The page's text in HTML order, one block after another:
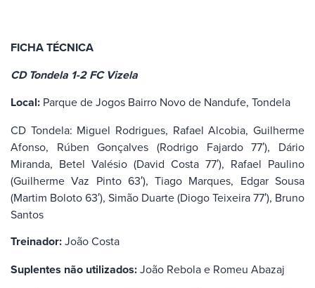
FICHA TÉCNICA
CD Tondela 1-2 FC Vizela
Local: Parque de Jogos Bairro Novo de Nandufe, Tondela
CD Tondela: Miguel Rodrigues, Rafael Alcobia, Guilherme
Afonso, Rúben Gonçalves (Rodrigo Fajardo 77′), Dário
Miranda, Betel Valésio (David Costa 77′), Rafael Paulino
(Guilherme Vaz Pinto 63′), Tiago Marques, Edgar Sousa
(Martim Boloto 63′), Simão Duarte (Diogo Teixeira 77′), Bruno
Santos
Treinador:João Costa
Suplentes não utilizados:João Rebola e Romeu Abazaj